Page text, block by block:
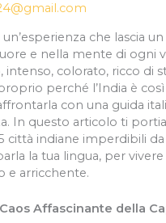
un’esperienza che lascia
e nella mente di ogni
intenso, colorato, ricco di
perché l’India è
con una guida
In questo articolo ti
città indiane imperdibili da
la tua lingua, per
e arricchente.
Affascinante della